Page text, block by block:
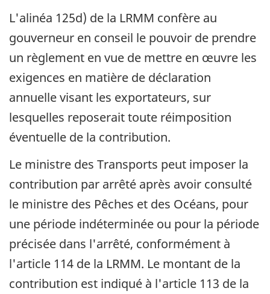
L'alinéa 125d) de la LRMM confère au
gouverneur en conseil le pouvoir de prendre
un règlement en vue de mettre en œuvre les
exigences en matière de déclaration
annuelle visant les exportateurs, sur
lesquelles reposerait toute réimposition
éventuelle de la contribution.
Le ministre des Transports peut imposer la
contribution par arrêté après avoir consulté
le ministre des Pêches et des Océans, pour
une période indéterminée ou pour la période
précisée dans l'arrêté, conformément à
l'article 114 de la LRMM. Le montant de la
contribution est indiqué à l'article 113 de la